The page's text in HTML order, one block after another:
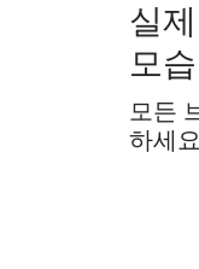
실
모
모든
하세